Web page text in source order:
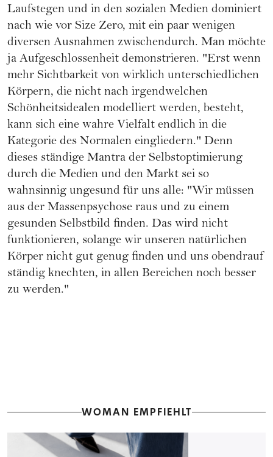
Laufstegen und in den sozialen Medien dominiert
nach wie vor Size Zero, mit ein paar wenigen
diversen Ausnahmen zwischendurch. Man möchte
ja Aufgeschlossenheit demonstrieren. "Erst wenn
mehr Sichtbarkeit von wirklich unterschiedlichen
Körpern, die nicht nach irgendwelchen
Schönheitsidealen modelliert werden, besteht,
kann sich eine wahre Vielfalt endlich in die
Kategorie des Normalen eingliedern." Denn
dieses ständige Mantra der Selbstoptimierung
durch die Medien und den Markt sei so
wahnsinnig ungesund für uns alle: "Wir müssen
aus der Massenpsychose raus und zu einem
gesunden Selbstbild finden. Das wird nicht
funktionieren, solange wir unseren natürlichen
Körper nicht gut genug finden und uns obendrauf
ständig knechten, in allen Bereichen noch besser
zu werden."
WOMAN EMPFIEHLT